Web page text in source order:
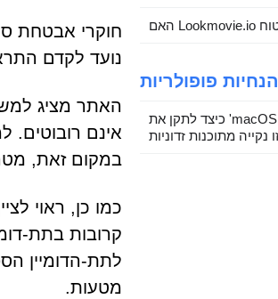
נועד לקדם
האתר מציג
במקום זאת,
לתת-הדומיין
מטעות.
הנחיות פופולריות
כיצד לתקן את 'macOS אינו יכול לאמת